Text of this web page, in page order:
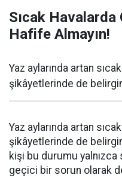
Sıcak
Hafife Almayın!
Yaz aylarında artan
şikâyetlerinde de
Yaz aylarında artan
şikâyetlerinde de
kişi bu durumu yalnızca
geçici bir sorun olarak